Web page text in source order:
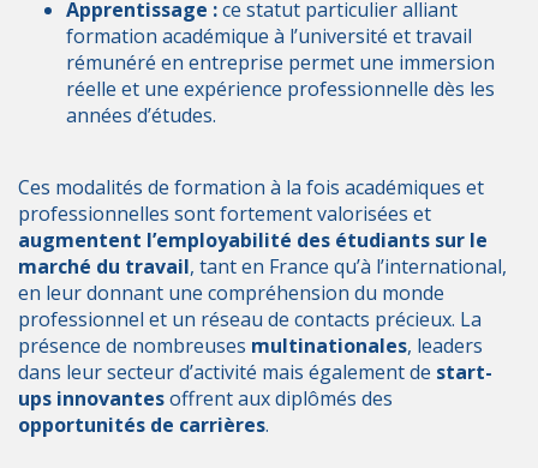
Apprentissage :ce statut particulier alliant
formation académique à l’université et travail
rémunéré en entreprise permet une immersion
réelle et une expérience professionnelle dès les
années d’études.
Ces modalités de formation à la fois académiques et
professionnelles sont fortement valorisées et
augmentent l’employabilité des étudiants sur le
marché du travail, tant en France qu’à l’international,
en leur donnant une compréhension du monde
professionnel et un réseau de contacts précieux. La
présence de nombreuses multinationales, leaders
dans leur secteur d’activité mais également de start-
ups innovantesoffrent aux diplômés des
opportunités de carrières.